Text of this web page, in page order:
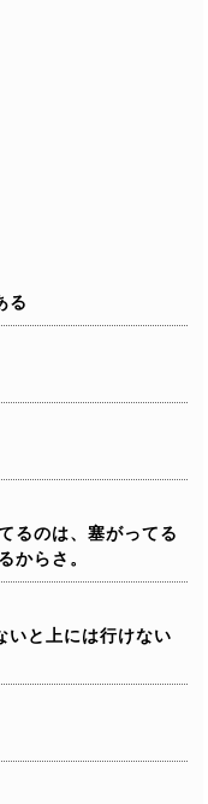
る
るのは、塞がってる
からさ。
いと上には行けない